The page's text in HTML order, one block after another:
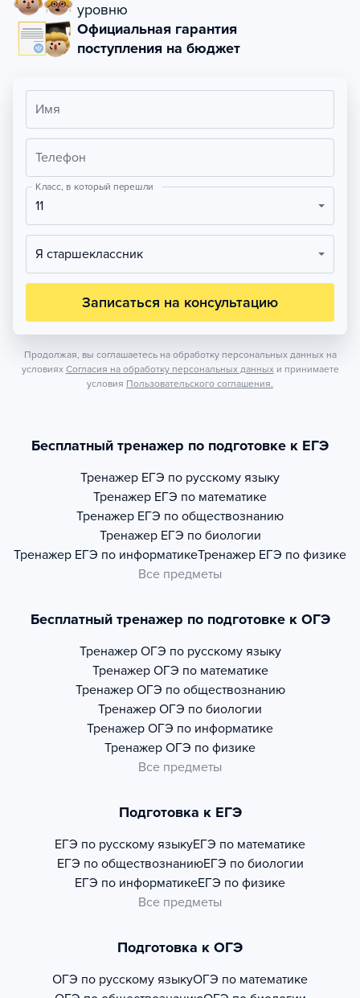
уровню
Официальная гарантия
поступления на бюджет
Имя
Телефон
Класс, в который перешли
11
Я старшеклассник
Записаться на консультацию
Продолжая, вы соглашаетесь на обработку персональных данных на
условиях Согласия на обработку персональных данных и принимаете
условия Пользовательского соглашения.
Бесплатный тренажер по подготовке к ЕГЭ
Тренажер ЕГЭ по русскому языку
Тренажер ЕГЭ по математике
Тренажер ЕГЭ по обществознанию
Тренажер ЕГЭ по биологии
Тренажер ЕГЭ по информатикеТренажер ЕГЭ по физике
Все предметы
Бесплатный тренажер по подготовке к ОГЭ
Тренажер ОГЭ по русскому языку
Тренажер ОГЭ по математике
Тренажер ОГЭ по обществознанию
Тренажер ОГЭ по биологии
Тренажер ОГЭ по информатике
Тренажер ОГЭ по физике
Все предметы
Подготовка к ЕГЭ
ЕГЭ по русскому языкуЕГЭ по математике
ЕГЭ по обществознаниюЕГЭ по биологии
ЕГЭ по информатикеЕГЭ по физике
Все предметы
Подготовка к ОГЭ
ОГЭ по русскому языкуОГЭ по математике